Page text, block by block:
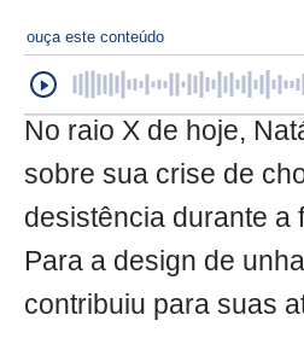
ouça este conteúdo
No raio X de hoje,
sobre sua crise de
desistência durante a
Para a design de
contribuiu para suas